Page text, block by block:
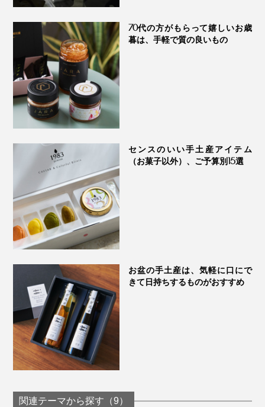
切っただけの野菜、いつもの炒め物、焼き魚やソテー、
パン、ご飯が、まだ体験したことがないおいしさに、生
まれ変わりますよ。
あなたも、新感覚の“食べる調味料”、味わってみてくだ
さい。きっとハマるはず！
70代の方がもらって嬉しいお歳
暮は、手軽で質の良いもの
センスのいい手土産アイテム
（お菓子以外）、ご予算別15選
お盆の手土産は、気軽に口にで
きて日持ちするものがおすすめ
関連テーマから探す（9）